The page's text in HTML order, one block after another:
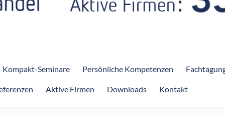
Kompakt-Seminare Persönliche Kompetenzen
Aktive Firmen Downloads Kontakt